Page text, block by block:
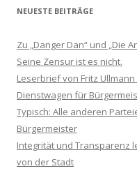
NEUESTE BEITRÄGE
Zu „Danger Dan“ und „Die
Seine Zensur ist es nicht.
Leserbrief von Fritz
Dienstwagen für
Typisch: Alle anderen
Bürgermeister
Integrität und Transparenz
von der Stadt